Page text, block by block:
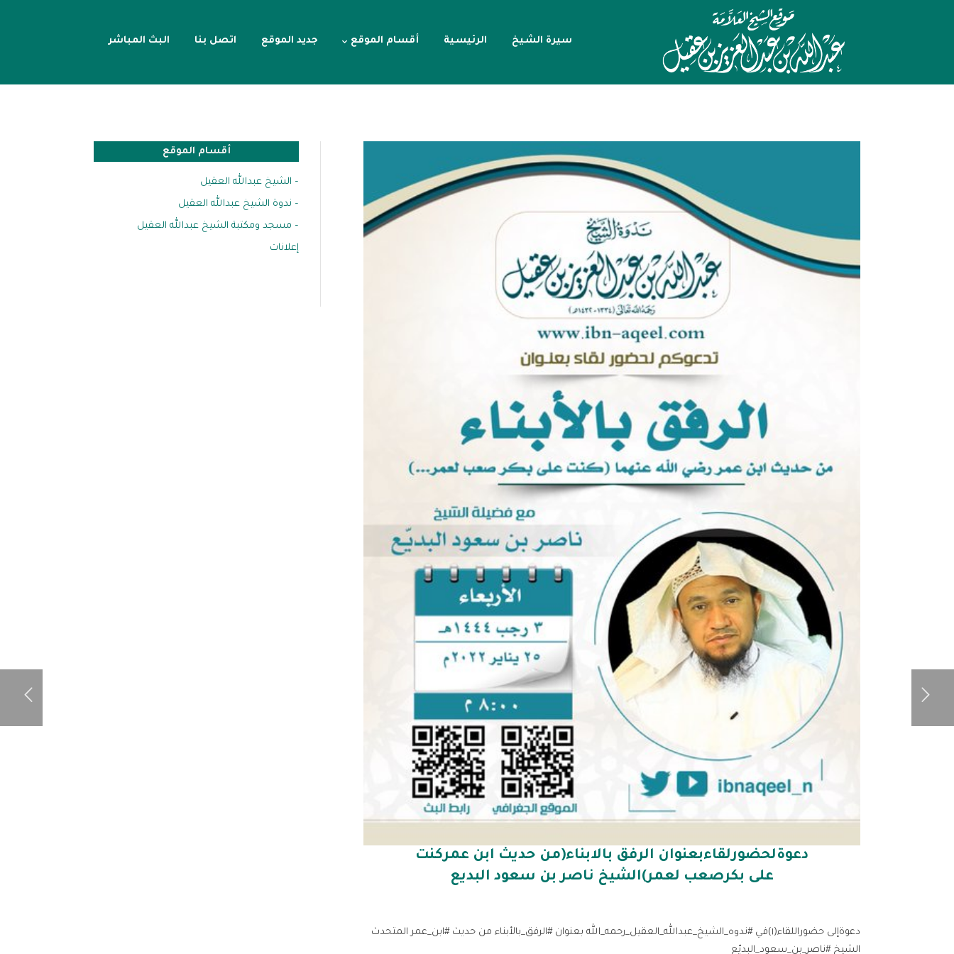
سيرة الشيخ الرئيسية أقسام الموقع جديد الموقع اتصل بنا البث المباشر
دعوةلحضورلقاءبعنوان الرفق بالابناء(من حديث ابن عمركنت
على بكرصعب لعمر)الشيخ ناصر بن سعود البديع
دعوةإلى حضوراللقاء(١)في #ندوه_الشيخ_عبدالله_العقيل_رحمه_الله بعنوان #الرفق_بالأبناء من حديث #ابن_عمر المتحدث
الشيخ #ناصر_بن_سعود_البديّع
أقسام الموقع
– الشيخ عبدالله العقيل
– ندوة الشيخ عبدالله العقيل
– مسجد ومكتبة الشيخ عبدالله العقيل
إعلانات